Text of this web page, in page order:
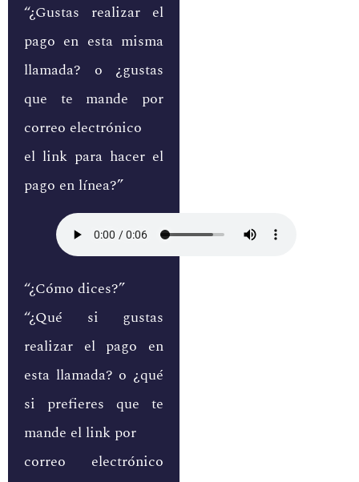
“¿Gustas realizar el
pago en esta misma
llamada? o ¿gustas
que te mande por
correo electrónico
el link para hacer el
pago en línea?”
“¿Cómo dices?”
“¿Qué si gustas
realizar el pago en
esta llamada? o ¿qué
si prefieres que te
mande el link por
correo electrónico